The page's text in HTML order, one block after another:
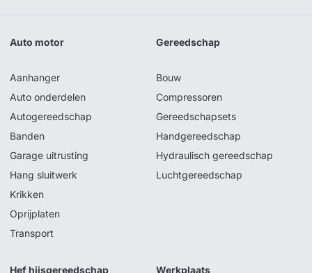
Auto motor
Aanhanger
Auto onderdelen
Autogereedschap
Banden
Garage uitrusting
Hang sluitwerk
Krikken
Oprijplaten
Transport
Gereedschap
Bouw
Compressoren
Gereedschapsets
Handgereedschap
Hydraulisch gereedschap
Luchtgereedschap
Hef hijsgereedschap Werkplaats